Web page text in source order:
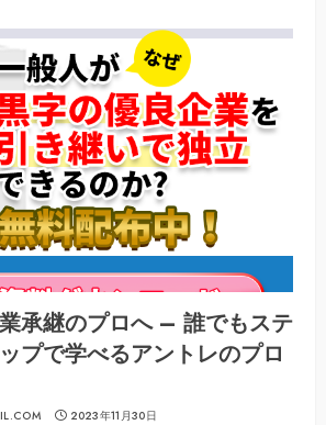
承継のプロへ – 誰でもステ
プで学べるアントレのプロ
2023年11月30日